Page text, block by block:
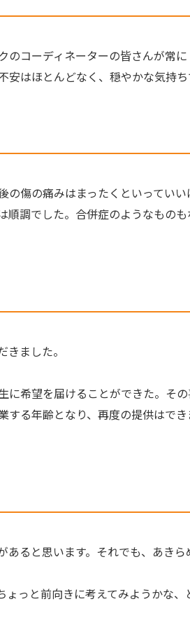
コーディネーターの皆さんが常
はほとんどなく、穏やかな気持ち
傷の痛みはまったくといってい
調でした。合併症のようなもの
ました。
希望を届けることができた。そ
る年齢となり、再度の提供はで
ると思います。それでも、あき
っと前向きに考えてみようかな、